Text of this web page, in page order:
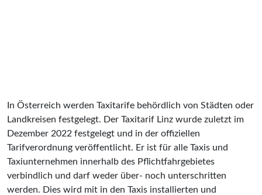
In Österreich werden Taxitarife behördlich von Städten oder
Landkreisen festgelegt. Der Taxitarif Linz wurde zuletzt im
Dezember 2022 festgelegt und in der offiziellen
Tarifverordnung veröffentlicht. Er ist für alle Taxis und
Taxiunternehmen innerhalb des Pflichtfahrgebietes
verbindlich und darf weder über- noch unterschritten
werden. Dies wird mit in den Taxis installierten und